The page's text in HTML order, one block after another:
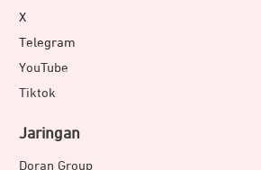
X
Telegram
YouTube
Tiktok
Jaringan
Doran Group